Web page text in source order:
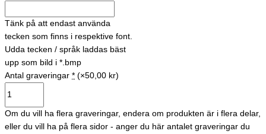
Tänk på att endast använda
tecken som finns i respektive font.
Udda tecken / språk laddas bäst
upp som bild i *.bmp
Antal graveringar * (×50,00 kr)
Om du vill ha flera graveringar, endera om produkten är i flera delar,
eller du vill ha på flera sidor - anger du här antalet graveringar du